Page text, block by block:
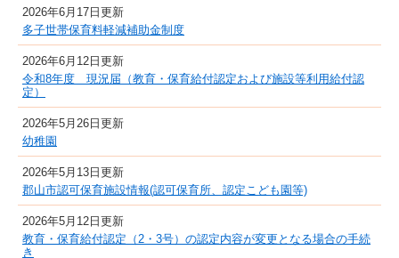
2026年6月17日更新
多子世帯保育料軽減補助金制度
2026年6月12日更新
令和8年度 現況届（教育・保育給付認定および施設等利用給付認
定）
2026年5月26日更新
幼稚園
2026年5月13日更新
郡山市認可保育施設情報(認可保育所、認定こども園等)
2026年5月12日更新
教育・保育給付認定（2・3号）の認定内容が変更となる場合の手続
き